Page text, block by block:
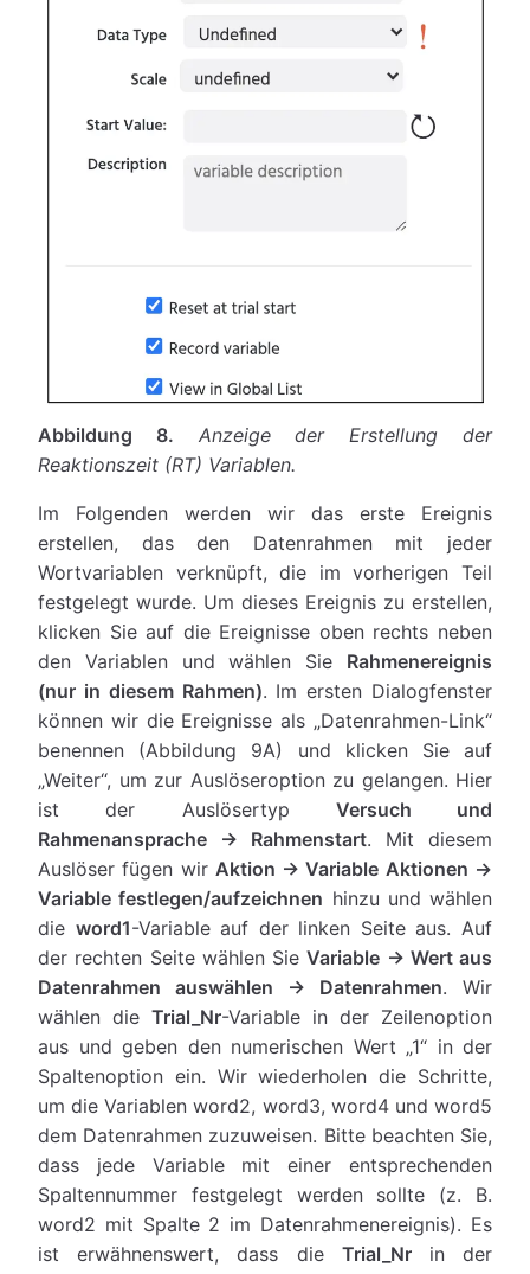
Abbildung 8.
Anzeige der Erstellung der
Reaktionszeit (RT) Variablen.
Im Folgenden werden wir das erste Ereignis
erstellen, das den Datenrahmen mit jeder
Wortvariablen verknüpft, die im vorherigen Teil
festgelegt wurde. Um dieses Ereignis zu erstellen,
klicken Sie auf die Ereignisse oben rechts neben
den Variablen und wählen Sie Rahmenereignis
(nur in diesem Rahmen). Im ersten Dialogfenster
können wir die Ereignisse als „Datenrahmen-Link“
benennen (Abbildung 9A) und klicken Sie auf
„Weiter“, um zur Auslöseroption zu gelangen. Hier
ist der Auslösertyp Versuch und
Rahmenansprache → Rahmenstart. Mit diesem
Auslöser fügen wir Aktion → Variable Aktionen →
Variable festlegen/aufzeichnen hinzu und wählen
die word1-Variable auf der linken Seite aus. Auf
der rechten Seite wählen SieVariable → Wert aus
Datenrahmen auswählen → Datenrahmen. Wir
wählen die Trial_Nr-Variable in der Zeilenoption
aus und geben den numerischen Wert „1“ in der
Spaltenoption ein. Wir wiederholen die Schritte,
um die Variablen word2, word3, word4 und word5
dem Datenrahmen zuzuweisen. Bitte beachten Sie,
dass jede Variable mit einer entsprechenden
Spaltennummer festgelegt werden sollte (z. B.
word2 mit Spalte 2 im Datenrahmenereignis). Es
ist erwähnenswert, dass die Trial_Nrin der